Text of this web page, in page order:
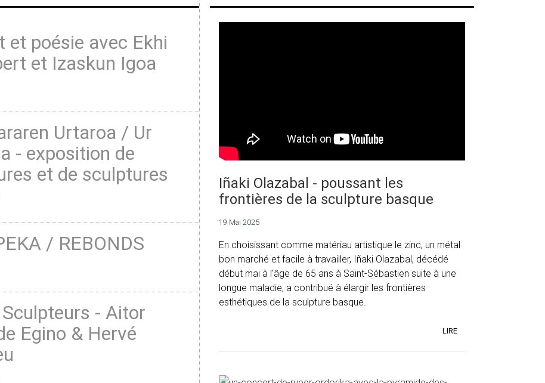
et poésie avec Ekhi
et Izaskun Igoa
Urtaroa / Ur
- exposition de
et de sculptures
/ REBONDS
- Aitor
Egino & Hervé
Iñaki Olazabal - poussant les
frontières de la sculpture basque
19 Mai 2025
En choisissant comme matériau artistique le zinc, un métal
bon marché et facile à travailler, Iñaki Olazabal, décédé
début mai à l'âge de 65 ans à Saint-Sébastien suite à une
longue maladie, a contribué à élargir les frontières
esthétiques de la sculpture basque.
LIRE